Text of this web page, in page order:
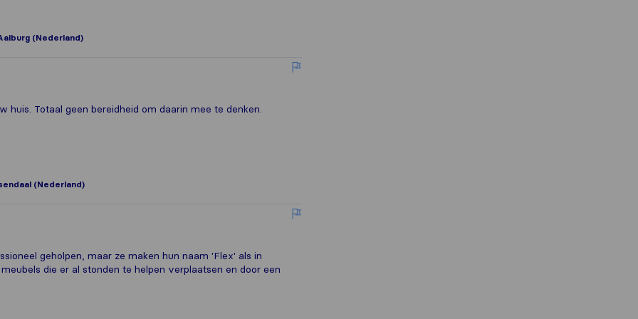
(Nederland)
huis. Totaal geen bereidheid om daarin mee te denken.
(Nederland)
geholpen, maar ze maken hun naam 'Flex' als in
die er al stonden te helpen verplaatsen en door een